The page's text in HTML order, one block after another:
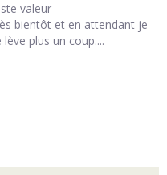
valeur
bientôt et en attendant je
plus un coup....